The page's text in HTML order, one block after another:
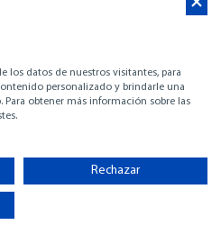
los datos de nuestros visitantes, para
personalizado y brindarle una
Para obtener más información sobre las
Rechazar